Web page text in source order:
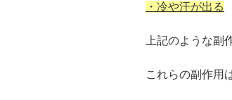
・冷や汗が出る
上記のような副
これらの副作用